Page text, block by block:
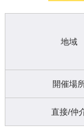
地域
開催場
直接/仲